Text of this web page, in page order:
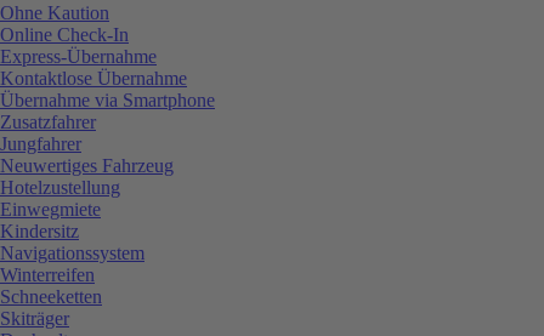
Ohne Kaution
Online Check-In
Express-Übernahme
Kontaktlose Übernahme
Übernahme via Smartphone
Zusatzfahrer
Jungfahrer
Neuwertiges Fahrzeug
Hotelzustellung
Einwegmiete
Kindersitz
Navigationssystem
Winterreifen
Schneeketten
Skiträger